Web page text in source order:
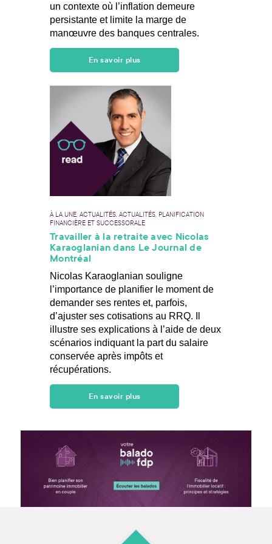
un contexte où l’inflation demeure
persistante et limite la marge de
manœuvre des banques centrales.
En savoir plus
À LA UNE, ACTUALITÉS, ACTUALITÉS, PLANIFICATION
FINANCIÈRE ET SUCCESSORALE
Travailler à la retraite avec Nicolas
Karaoglanian dans Le Journal de
Montréal
Nicolas Karaoglanian souligne
l’importance de planifier le moment de
demander ses rentes et, parfois,
d’ajuster ses cotisations au RRQ. Il
illustre ses explications à l’aide de deux
scénarios indiquant la part du salaire
conservée après impôts et
récupérations.
En savoir plus